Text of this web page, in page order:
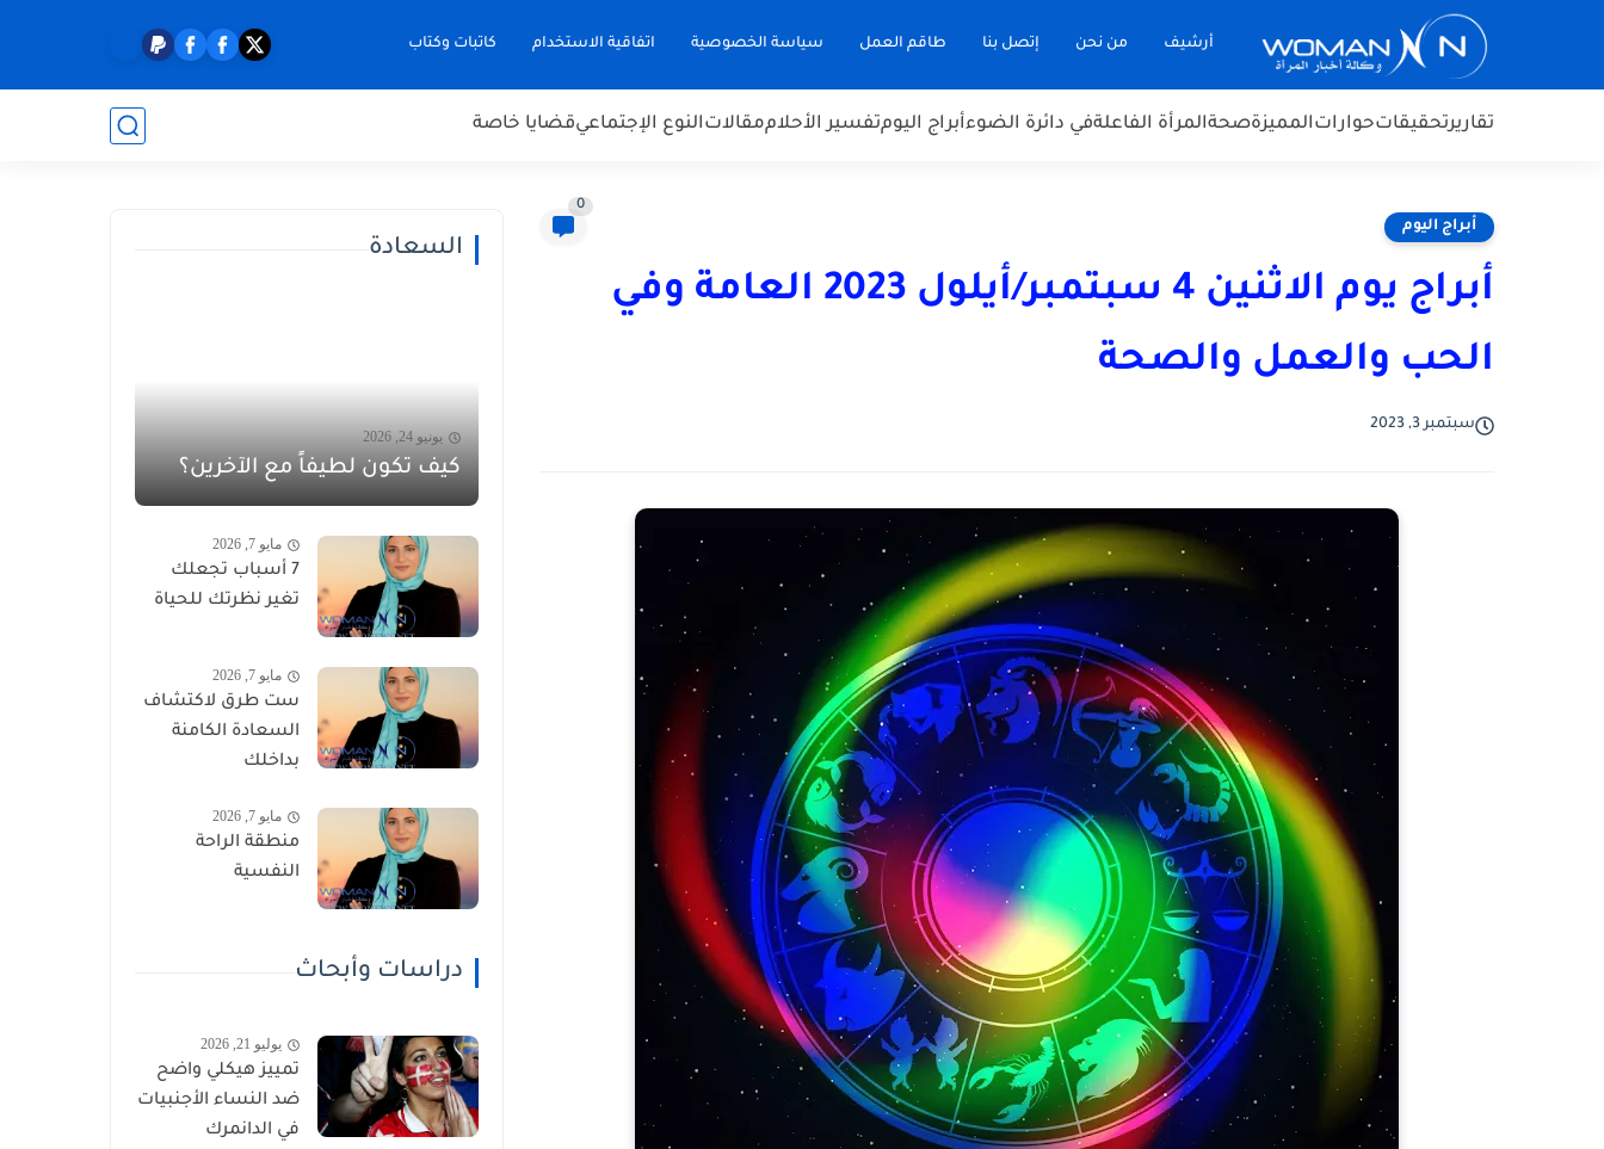
أرشيف من نحن إتصل بنا طاقم العمل سياسة الخصوصية اتفاقية الاستخدام كاتبات وكتاب
تقاريرتحقيقاتحواراتالمميزةصحةالمرأة الفاعلةفي دائرة الضوءأبراج اليومتفسير الأحلاممقالاتالنوع الإجتماعيقضايا خاصة
أبراج اليوم
0
أبراج يوم الاثنين 4 سبتمبر/أيلول 2023 العامة وفي
الحب والعمل والصحة
سبتمبر 3, 2023
السعادة
يونيو 24, 2026
كيف تكون لطيفاً مع الآخرين؟
مايو 7, 2026
7 أسباب تجعلك
تغير نظرتك للحياة
مايو 7, 2026
ست طرق لاكتشاف
السعادة الكامنة
بداخلك
مايو 7, 2026
منطقة الراحة
النفسية
دراسات وأبحاث
يوليو 21, 2026
تمييز هيكلي واضح
ضد النساء الأجنبيات
في الدانمرك